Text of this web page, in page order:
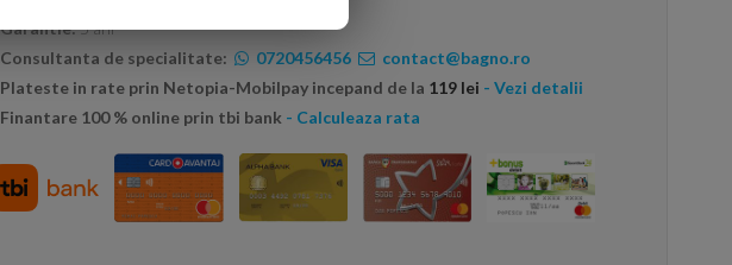
Garantie:5 ani
Consultanta de specialitate:
0720456456
contact@bagno.ro
Plateste in rate prin Netopia-Mobilpay incepand de la 119 lei - Vezi detalii
Finantare 100 % online prin tbi bank - Calculeaza rata